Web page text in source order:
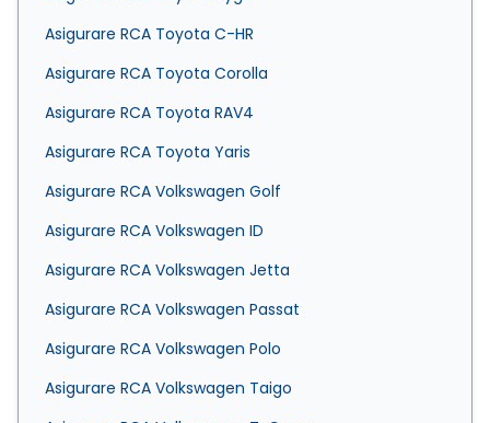
Asigurare RCA Toyota C-HR
Asigurare RCA Toyota Corolla
Asigurare RCA Toyota RAV4
Asigurare RCA Toyota Yaris
Asigurare RCA Volkswagen Golf
Asigurare RCA Volkswagen ID
Asigurare RCA Volkswagen Jetta
Asigurare RCA Volkswagen Passat
Asigurare RCA Volkswagen Polo
Asigurare RCA Volkswagen Taigo